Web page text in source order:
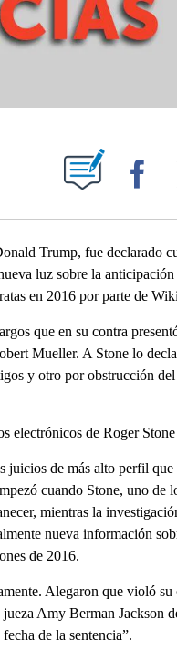
PAGES ON "".
Trump, fue declarado
luz sobre la
en 2016 por parte de
que en su contra
Mueller. A Stone lo
y otro por obstrucción
electrónicos de Roger Stone
juicios de más alto perfil
cuando Stone, uno de
mientras la
nueva información
de 2016.
Alegaron que violó su
Amy Berman Jackson
de la sentencia”.